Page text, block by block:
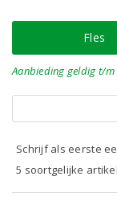
Fles
Aanbieding geldig t/m
Schrijf als eerste
5 soortgelijke